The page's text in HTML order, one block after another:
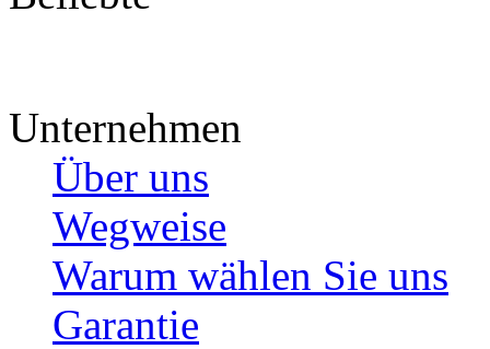
Unternehmen
Über uns
Wegweise
Warum wählen Sie uns
Garantie